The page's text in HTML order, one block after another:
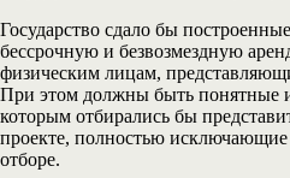
Государство сдало бы
бессрочную и безвозмездную
физическим лицам,
При этом должны быть понятные
которым отбирались бы
проекте, полностью
отборе.